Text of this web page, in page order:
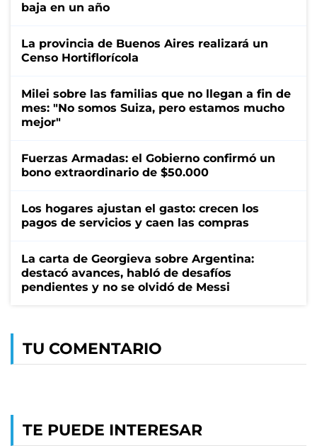
baja en un año
La provincia de Buenos Aires realizará un
Censo Hortiflorícola
Milei sobre las familias que no llegan a fin de
mes: "No somos Suiza, pero estamos mucho
mejor"
Fuerzas Armadas: el Gobierno confirmó un
bono extraordinario de $50.000
Los hogares ajustan el gasto: crecen los
pagos de servicios y caen las compras
La carta de Georgieva sobre Argentina:
destacó avances, habló de desafíos
pendientes y no se olvidó de Messi
TU COMENTARIO
TE PUEDE INTERESAR